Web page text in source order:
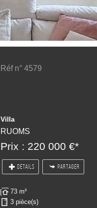
Réf n° 4579
Villa
RUOMS
Prix : 220 000 €*
DÉTAILS PARTAGER
73 m²
3 pièce(s)